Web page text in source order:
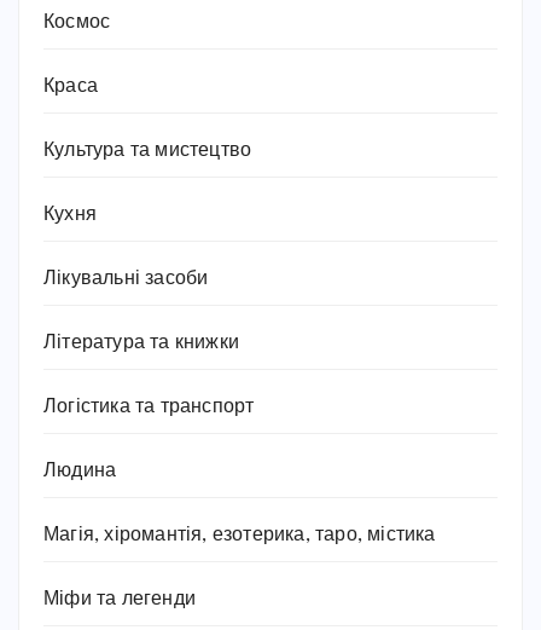
Космос
Краса
Культура та мистецтво
Кухня
Лікувальні засоби
Література та книжки
Логістика та транспорт
Людина
Магія, хіромантія, езотерика, таро, містика
Міфи та легенди